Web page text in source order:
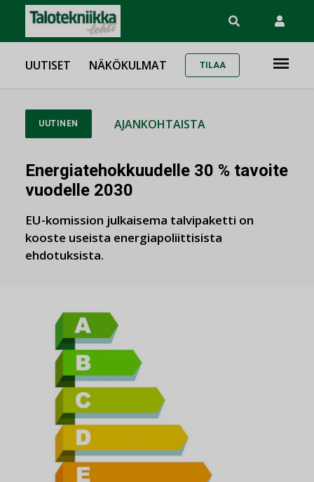
UUTISET NÄKÖKULMAT TILAA
UUTINEN AJANKOHTAISTA
Energiatehokkuudelle 30 % tavoite
vuodelle 2030
EU-komission julkaisema talvipaketti on
kooste useista energiapoliittisista
ehdotuksista.